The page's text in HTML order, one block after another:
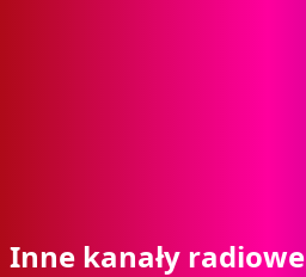
Inne kanały radiowe